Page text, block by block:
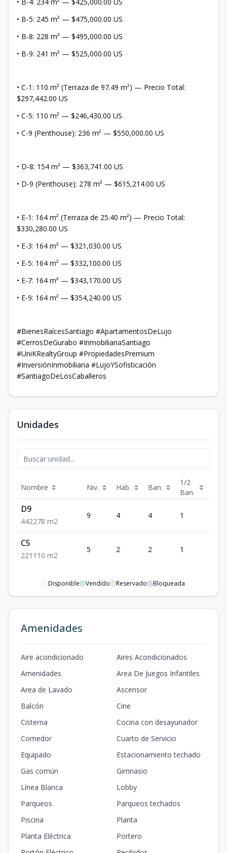
• ​B-5: 245 m² — $475,000.00 US
• ​B-8: 228 m² — $495,000.00 US
• ​B-9: 241 m² — $525,000.00 US
• C-1: 110 m² (Terraza de 97.49 m²) — Precio Total:
$297,442.00 US
• ​C-5: 110 m² — $246,430.00 US
• ​C-9 (Penthouse): 236 m² — $550,000.00 US
• D-8: 154 m² — $363,741.00 US
• ​D-9 (Penthouse): 278 m² — $615,214.00 US
• E-1: 164 m² (Terraza de 25.40 m²) — Precio Total:
$330,280.00 US
• ​E-3: 164 m² — $321,030.00 US
• ​E-5: 164 m² — $332,100.00 US
• ​E-7: 164 m² — $343,170.00 US
• ​E-9: 164 m² — $354,240.00 US
#BienesRaícesSantiago #ApartamentosDeLujo
#CerrosDeGurabo #InmobiliariaSantiago
#UniKRealtyGroup #PropiedadesPremium
#InversiónInmobiliaria #LujoYSofisticación
#SantiagoDeLosCaballeros
Unidades
Nombre Niv. Hab. Ban.
1/2
Ban.
D9
442278 m2
9 4 4 1
C5
221 110 m2
5 2 2 1
Disponible Vendido Reservado Bloqueada
Amenidades
Aire acondicionado
Aires Acondicionados
Amenidades
Area De Juegos Infantiles
Area de Lavado
Ascensor
Balcón
Cine
Cisterna
Cocina con desayunador
Comedor
Cuarto de Servicio
Equipado
Estacionamiento techado
Gas común
Gimnasio
Línea Blanca
Lobby
Parqueos
Parqueos techados
Piscina
Planta
Planta Eléctrica
Portero